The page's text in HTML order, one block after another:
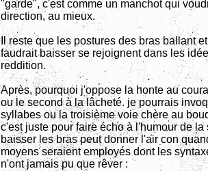
"garde", c'est comme un manchot qui
direction, au mieux.
Il reste que les postures des bras ballant
faudrait baisser se rejoignent dans les
reddition.
Après, pourquoi j'oppose la honte au
ou le second à la lâcheté. je pourrais
syllabes ou la troisième voie chère au
c'est juste pour faire écho à l'humour de la
baisser les bras peut donner l'air con
moyens seraient employés dont les
n'ont jamais pu que rêver :